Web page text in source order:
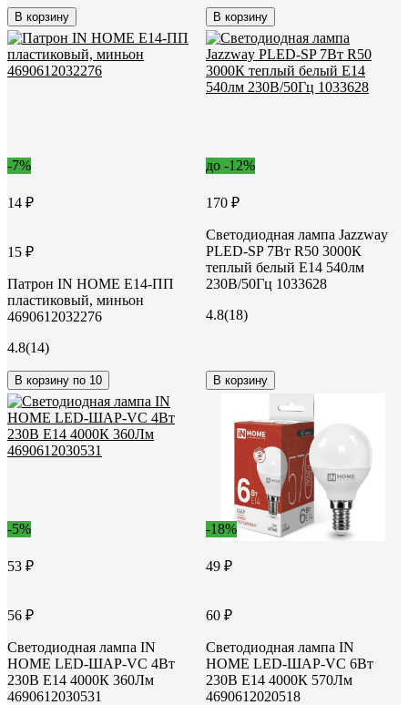
В корзину В корзину
-7%
14 ₽
15 ₽
Патрон IN HOME Е14-ПП
пластиковый, миньон
4690612032276
4.8(14)
В корзину по 10
до -12%
170 ₽
Светодиодная лампа Jazzway
PLED-SP 7Вт R50 3000К
теплый белый E14 540лм
230В/50Гц 1033628
4.8(18)
В корзину
-5%
53 ₽
56 ₽
Светодиодная лампа IN
HOME LED-ШАР-VC 4Вт
230В Е14 4000К 360Лм
4690612030531
-18%
49 ₽
60 ₽
Светодиодная лампа IN
HOME LED-ШАР-VC 6Вт
230В Е14 4000К 570Лм
4690612020518